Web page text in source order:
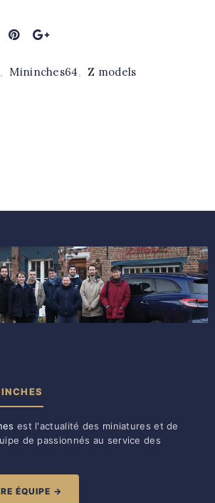
, Mininches64, Z models
est l'actualité des miniatures et de
de passionnés au service des
ÉQUIPE →